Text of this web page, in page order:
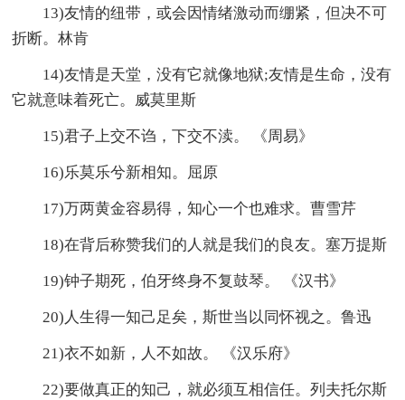
13)友情的纽带，或会因情绪激动而绷紧，但决不可
折断。林肯
14)友情是天堂，没有它就像地狱;友情是生命，没有
它就意味着死亡。威莫里斯
15)君子上交不诌，下交不渎。 《周易》
16)乐莫乐兮新相知。屈原
17)万两黄金容易得，知心一个也难求。曹雪芹
18)在背后称赞我们的人就是我们的良友。塞万提斯
19)钟子期死，伯牙终身不复鼓琴。 《汉书》
20)人生得一知己足矣，斯世当以同怀视之。鲁迅
21)衣不如新，人不如故。 《汉乐府》
22)要做真正的知己，就必须互相信任。列夫托尔斯